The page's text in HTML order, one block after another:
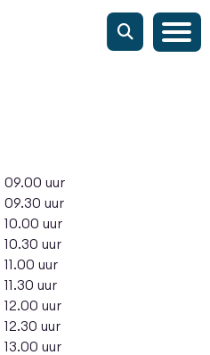
09.00 uur
09.30 uur
10.00 uur
10.30 uur
11.00 uur
11.30 uur
12.00 uur
12.30 uur
13.00 uur